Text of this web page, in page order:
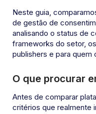
Neste guia,
de gestão de
analisando o status de
frameworks do setor,
publishers e para quem
O que procurar
Antes de comparar
critérios que realmente